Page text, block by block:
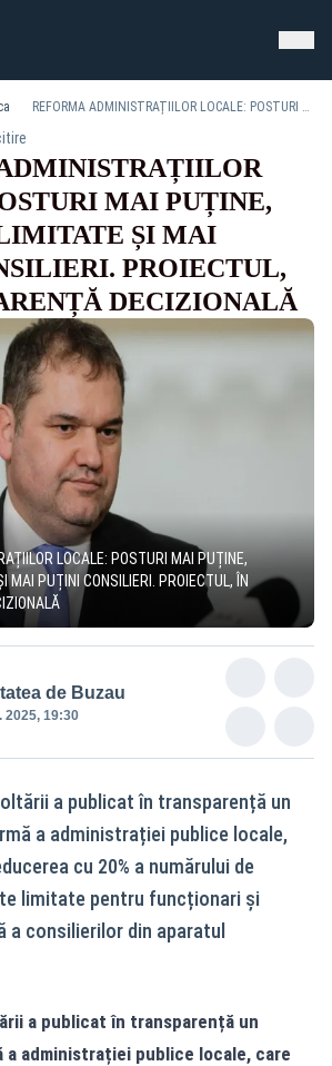
REFORMA ADMINISTRAȚIILOR LOCALE: POSTURI MAI PUȚINE, MANDATE LIMITATE ȘI MAI PUȚINI CONSILIERI. PROIECTUL, ÎN TRANSPARENȚĂ DECIZIONALĂ
MAI PUȚINE,
ȘI MAI
PROIECTUL,
DECIZIONALĂ
LOCALE: POSTURI MAI PUȚINE,
MAI PUȚINI CONSILIERI. PROIECTUL, ÎN
de Buzau
2025, 19:30
a publicat în transparență un
a administrației publice locale,
cu 20% a numărului de
limitate pentru funcționari și
a consilierilor din aparatul
a publicat în transparență un
administrației publice locale, care